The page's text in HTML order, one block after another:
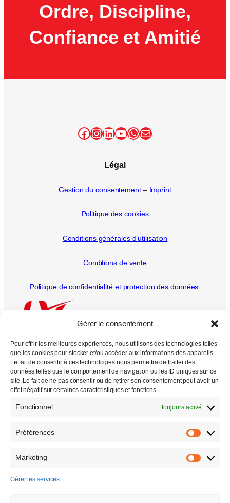
Gérer le consentement
Pour offrir les meilleures expériences, nous utilisons des technologies telles
que les cookies pour stocker et/ou accéder aux informations des appareils.
Le fait de consentir à ces technologies nous permettra de traiter des
données telles que le comportement de navigation ou les ID uniques sur ce
site. Le fait de ne pas consentir ou de retirer son consentement peut avoir un
effet négatif sur certaines caractéristiques et fonctions.
Fonctionnel Toujours activé
Préférences
Marketing
Gérer les services
Ordre, Discipline,
Confiance et Amitié
Facebook
Instagram
LinkedIn
YouTube
WhatsApp
E-mail
Légal
Gestion du consentement– Imprint
Politique des cookies
Conditions générales d’utilisation
Conditions de vente
Politique de confidentialité et protection des données
Tous droits réservés